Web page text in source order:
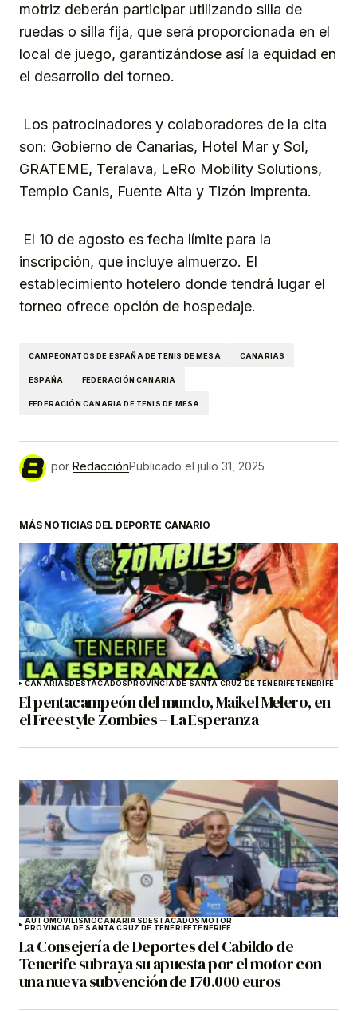
motriz deberán participar utilizando silla de
ruedas o silla fija, que será proporcionada en el
local de juego, garantizándose así la equidad en
el desarrollo del torneo.
Los patrocinadores y colaboradores de la cita
son: Gobierno de Canarias, Hotel Mar y Sol,
GRATEME, Teralava, LeRo Mobility Solutions,
Templo Canis, Fuente Alta y Tizón Imprenta.
El 10 de agosto es fecha límite para la
inscripción, que incluye almuerzo. El
establecimiento hotelero donde tendrá lugar el
torneo ofrece opción de hospedaje.
CAMPEONATOS DE ESPAÑA DE TENIS DE MESA CANARIAS
ESPAÑA FEDERACIÓN CANARIA
FEDERACIÓN CANARIA DE TENIS DE MESA
por RedacciónPublicado el julio 31, 2025
MÁS NOTICIAS DEL DEPORTE CANARIO
CANARIASDESTACADOSPROVINCIA DE SANTA CRUZ DE TENERIFETENERIFE
El pentacampeón del mundo, Maikel Melero, en
el Freestyle Zombies – La Esperanza
AUTOMOVILISMOCANARIASDESTACADOSMOTOR
PROVINCIA DE SANTA CRUZ DE TENERIFETENERIFE
La Consejería de Deportes del Cabildo de
Tenerife subraya su apuesta por el motor con
una nueva subvención de 170.000 euros